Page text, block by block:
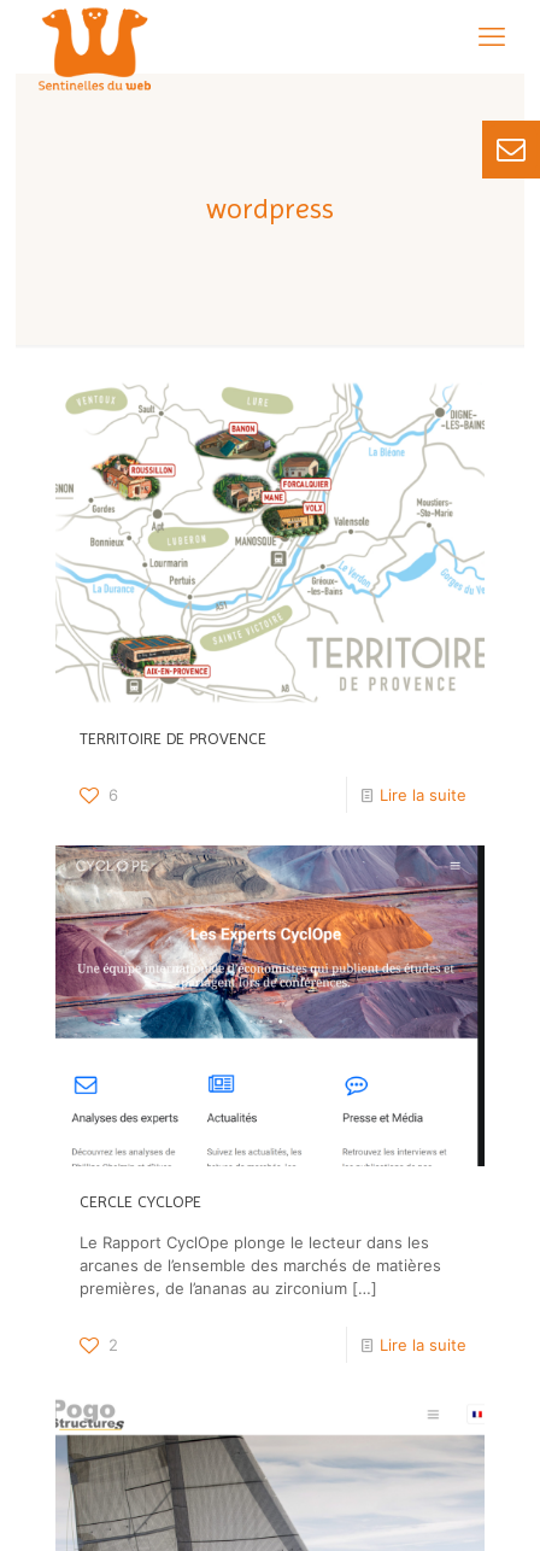
wordpress
TERRITOIRE DE PROVENCE
6 Lire la suite
CERCLE CYCLOPE
Le Rapport CyclOpe plonge le lecteur dans les
arcanes de l’ensemble des marchés de matières
premières, de l’ananas au zirconium […]
2 Lire la suite